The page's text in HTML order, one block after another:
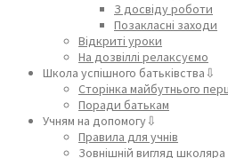
З досвіду роботи
Позакласні заходи
Відкриті уроки
На дозвіллі релаксуємо
Школа успішного батьківства⇩
Сторінка майбутнього
Поради батькам
Учням на допомогу⇩
Правила для учнів
Зовнішній вигляд школяра